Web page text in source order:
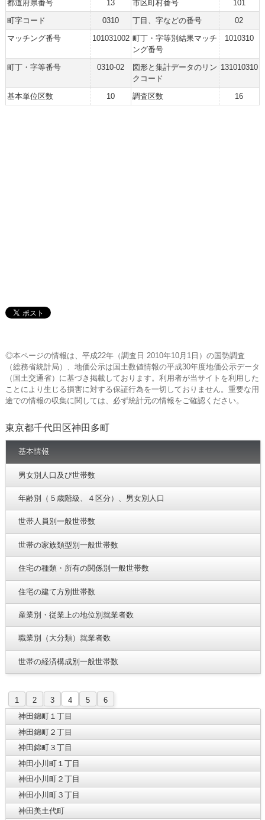
都道府県番号 13 市区町村番号
101
町字コード
0310 丁目、字などの番号
02
マッチング番号
101031002 町丁・字等別結果マッチ
ング番号
1010310
町丁・字等番号 0310-02
図形と集計データのリン
クコード
131010310
基本単位区数 10 調査区数 16
◎本ページの情報は、平成22年（調査日 2010年10月1日）の国勢調査
（総務省統計局）、地価公示は国土数値情報の平成30年度地価公示データ
（国土交通省）に基づき掲載しております。利用者が当サイトを利用した
ことにより生じる損害に対する保証行為を一切しておりません。重要な用
途での情報の収集に関しては、必ず統計元の情報をご確認ください。
東京都千代田区神田多町
基本情報
男女別人口及び世帯数
年齢別（５歳階級、４区分）、男女別人口
世帯人員別一般世帯数
世帯の家族類型別一般世帯数
住宅の種類・所有の関係別一般世帯数
住宅の建て方別世帯数
産業別・従業上の地位別就業者数
職業別（大分類）就業者数
世帯の経済構成別一般世帯数
1 2 3 4 5
6
神田錦町１丁目
神田錦町２丁目
神田錦町３丁目
神田小川町１丁目
神田小川町２丁目
神田小川町３丁目
神田美土代町